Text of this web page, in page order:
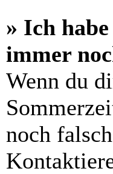
» Ich
immer
Wenn du
noch